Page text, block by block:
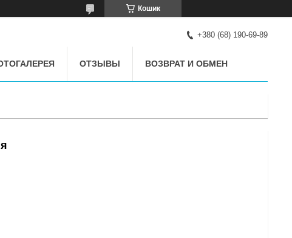
Кошик
+380 (68) 190-69-89
ОТЗЫВЫ ВОЗВРАТ И ОБМЕН